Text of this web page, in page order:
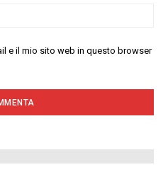
e il mio sito web in questo browser